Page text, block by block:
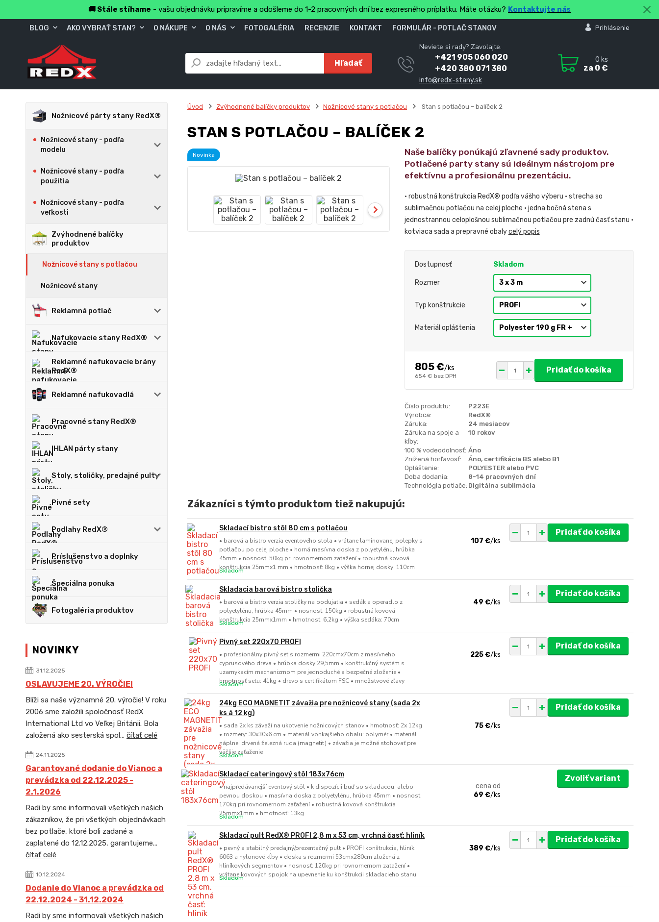
🚚 Stále stíhame - vašu objednávku pripravíme a odošleme do 1-2 pracovných dní bez expresného príplatku. Máte otázku? Kontaktujte nás
BLOG AKO VYBRAŤ STAN? O NÁKUPE O NÁS FOTOGALÉRIA RECENZIE KONTAKT FORMULÁR - POTLAČ STANOV Prihlásenie
Hľadať
Neviete si rady? Zavolajte.
+421 905 060 020
+420 380 071 380
info@redx-stany.sk
0 ks
za 0 €
Nožnicové párty stany RedX®
Nožnicové stany - podľa
modelu
Nožnicové stany - podľa
použitia
Nožnicové stany - podľa
veľkosti
Zvýhodnené balíčky
produktov
Nožnicové stany s potlačou
Nožnicové stany
Reklamná potlač
Nafukovacie stany RedX®
Reklamné nafukovacie brány
RedX®
Reklamné nafukovadlá
Pracovné stany RedX®
IHLAN párty stany
Stoly, stoličky, predajné pulty
Pivné sety
Podlahy RedX®
Príslušenstvo a doplnky
Špeciálna ponuka
Fotogaléria produktov
NOVINKY
31.12.2025
OSLAVUJEME 20. VÝROČIE!
Blíži sa naše významné 20. výročie! V roku
2006 sme založili spoločnosť RedX
International Ltd vo Veľkej Británii. Bola
založená ako sesterská spol... čítať celé
24.11.2025
Garantované dodanie do Vianoc a
prevádzka od 22.12.2025 -
2.1.2026
Radi by sme informovali všetkých našich
zákazníkov, že pri všetkých objednávkach
bez potlače, ktoré boli zadané a
zaplatené do 12.12.2025, garantujeme...
čítať celé
10.12.2024
Dodanie do Vianoc a prevádzka od
22.12.2024 - 31.12.2024
Radi by sme informovali všetkých našich
Úvod Zvýhodnené balíčky produktov Nožnicové stany s potlačou Stan s potlačou – balíček 2
STAN S POTLAČOU – BALÍČEK 2
Novinka
Naše balíčky ponúkajú zľavnené sady produktov.
Potlačené party stany sú ideálnym nástrojom pre
efektívnu a profesionálnu prezentáciu.
• robustná konštrukcia RedX® podľa vášho výberu • strecha so
sublimačnou potlačou na celej ploche • jedna bočná stena s
jednostrannou celoplošnou sublimačnou potlačou pre zadnú časť stanu •
kotviaca sada a prepravné obalycelý popis
Dostupnosť Skladom
Rozmer
Typ konštrukcie
Materiál opláštenia
805 €/ks
654 € bez DPH
Pridať do košíka
Číslo produktu:
P223E
Výrobca:
RedX®
Záruka:
24 mesiacov
Záruka na spoje a
kĺby:
10 rokov
100 % vodeodolnosť: Áno
Znížená horľavosť:
Áno, certifikácia BS alebo B1
Opláštenie:
POLYESTER alebo PVC
Doba dodania:
8-14 pracovných dní
Technológia potlače: Digitálna sublimácia
Zákazníci s týmto produktom tiež nakupujú:
Skladací bistro stôl 80 cm s potlačou
• barová a bistro verzia eventového stola • vrátane laminovanej polepky s
potlačou po celej ploche • horná masívna doska z polyetylénu, hrúbka
45mm • nosnosť: 50kg pri rovnomernom zaťažení • robustná kovová
konštrukcia 25mmx1 mm • hmotnosť: 8kg • výška hornej dosky: 110cm
107 €/ks
Skladom
Pridať do košíka
Skladacia barová bistro stolička
• barová a bistro verzia stoličky na podujatia • sedák a operadlo z
polyetylénu, hrúbka 45mm • nosnosť: 150kg • robustná kovová
konštrukcia 25mmx1mm • hmotnosť: 6,2kg • výška sedáka: 70cm
49 €/ks
Skladom
Pridať do košíka
Pivný set 220x70 PROFI
• profesionálny pivný set s rozmermi 220cmx70cm z masívneho
cyprusového dreva • hrúbka dosky 29,5mm • konštrukčný systém s
uzamykacím mechanizmom pre jednoduché a bezpečné zloženie •
hmotnosť setu: 41kg • drevo s certifikátom FSC • množstvové zľavy
225 €/ks
Skladom
Pridať do košíka
24kg ECO MAGNETIT závažia pre nožnicové stany (sada 2x
ks á 12 kg)
• sada 2x ks závaží na ukotvenie nožnicových stanov • hmotnosť: 2x 12kg
• rozmery: 30x30x6 cm • materiál vonkajšieho obalu: polymér • materiál
náplne: drvená železná ruda (magnetit) • závažia je možné stohovať pre
väčšie zaťaženie
75 €/ks
Skladom
Pridať do košíka
Skladací cateringový stôl 183x76cm
• najpredávanejší eventový stôl • k dispozícii buď so skladacou, alebo
pevnou doskou • masívna doska z polyetylénu, hrúbka 45mm • nosnosť:
170kg pri rovnomernom zaťažení • robustná kovová konštrukcia
25mmx1mm • hmotnosť: 13kg
cena od
69 €/ks
Skladom
Zvoliť variant
Skladací pult RedX® PROFI 2,8 m x 53 cm, vrchná časť: hliník
• pevný a stabilný predajný/prezentačný pult • PROFI konštrukcia, hliník
6063 a nylonové kĺby • doska s rozmermi 53cmx280cm zložená z
hliníkových segmentov • nosnosť: 120kg pri rovnomernom zaťažení •
vrátane kovových spojok na upevnenie ku konštrukcii skladacieho stanu
389 €/ks
Skladom
Pridať do košíka